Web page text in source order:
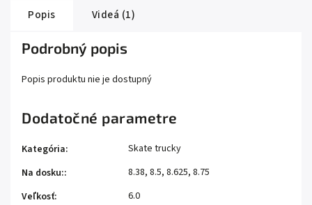
Popis Videá (1)
Podrobný popis
Popis produktu nie je dostupný
Dodatočné parametre
Kategória:
Skate trucky
Na dosku::
8.38, 8.5, 8.625, 8.75
Veľkosť:
6.0